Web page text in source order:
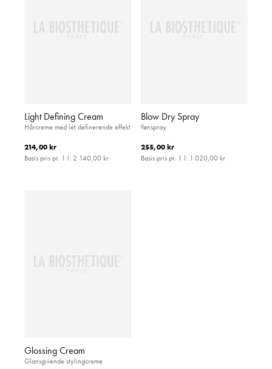
Light Defining Cream
Hårcreme med let definerende effekt
214,00 kr
Basis pris pr. 1 l: 2.140,00 kr
Blow Dry Spray
Fønspray
255,00 kr
Basis pris pr. 1 l: 1.020,00 kr
Glossing Cream
Glansgivende stylingcreme